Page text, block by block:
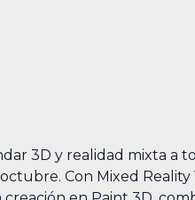
3D y realidad mixta a
Con Mixed